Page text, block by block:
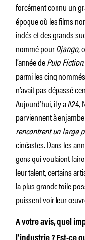
forcément connu un
époque où les films
indés et des grands
nommé pourDjango,
l’année dePulp Fiction
parmi les cinq nommés
n’avait pas dépassé
Aujourd’hui, il y a A24,
parviennent à
rencontrent un large
cinéastes. Dans les
gens qui voulaient
leur talent, certains
la plus grande toile
puissent voir leur
A votre avis, quel